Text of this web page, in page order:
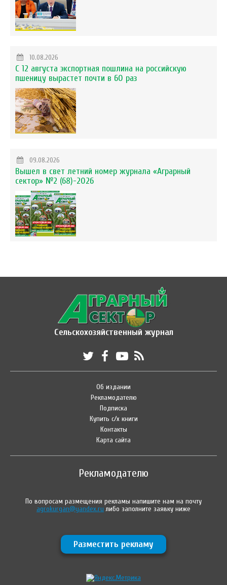
10.08.2026
С 12 августа экспортная пошлина на российскую
пшеницу вырастет почти в 60 раз
09.08.2026
Вышел в свет летний номер журнала «Аграрный
сектор» №2 (68)-2026
Сельскохозяйственный журнал
Об издании
Рекламодателю
Подписка
Купить с/х книги
Контакты
Карта сайта
Рекламодателю
По вопросам размещения рекламы напишите нам на почту
agrokurgan@yandex.ru либо заполните заявку ниже
Разместить рекламу